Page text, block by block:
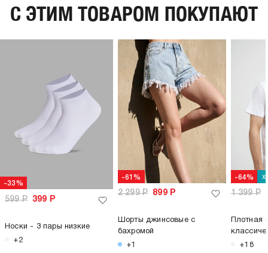
C ЭТИМ ТОВАРОМ ПОКУПАЮТ
-33%
599Р 399 Р
Носки - 3 пары низкие
+2
-61%
2 299Р 899Р
Шорты джинсовые с
бахромой
+1
-64%
1 399Р
Плотная
+18